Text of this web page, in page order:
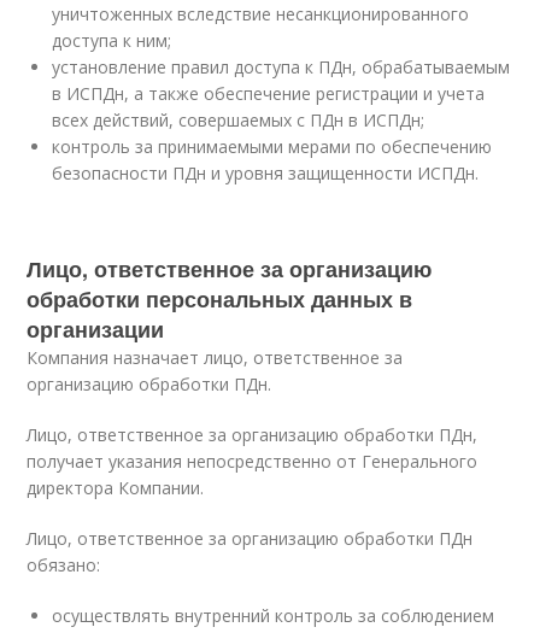
уничтоженных вследствие несанкционированного
доступа к ним;
установление правил доступа к ПДн, обрабатываемым
в ИСПДн, а также обеспечение регистрации и учета
всех действий, совершаемых с ПДн в ИСПДн;
контроль за принимаемыми мерами по обеспечению
безопасности ПДн и уровня защищенности ИСПДн.
Лицо, ответственное за организацию
обработки персональных данных в
организации
Компания назначает лицо, ответственное за
организацию обработки ПДн.
Лицо, ответственное за организацию обработки ПДн,
получает указания непосредственно от Генерального
директора Компании.
Лицо, ответственное за организацию обработки ПДн
обязано:
осуществлять внутренний контроль за соблюдением